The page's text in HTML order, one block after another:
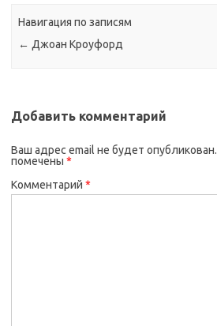
Навигация по записям
← Джоан Кроуфорд
Добавить комментарий
Ваш адрес email не будет опубликован.
помечены *
Комментарий *